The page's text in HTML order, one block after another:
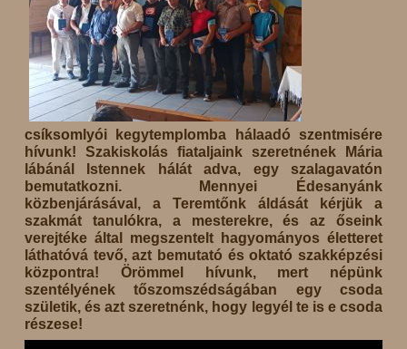
csíksomlyói kegytemplomba hálaadó szentmisére
hívunk! Szakiskolás fiataljaink szeretnének Mária
lábánál Istennek hálát adva, egy szalagavatón
bemutatkozni. Mennyei Édesanyánk
közbenjárásával, a Teremtőnk áldását kérjük a
szakmát tanulókra, a mesterekre, és az őseink
verejtéke által megszentelt hagyományos életteret
láthatóvá tevő, azt bemutató és oktató szakképzési
központra! Örömmel hívunk, mert népünk
szentélyének tőszomszédságában egy csoda
születik, és azt szeretnénk, hogy legyél te is e csoda
részese!